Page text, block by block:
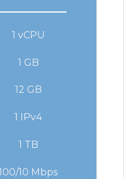
1 vCPU
1 GB
12 GB
1 IPv4
1 TB
10 Mbps